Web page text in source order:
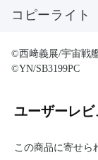
コピーライト
©西﨑義展/宇宙戦
©YN/SB3199PC
ユーザーレビ
この商品に寄せら